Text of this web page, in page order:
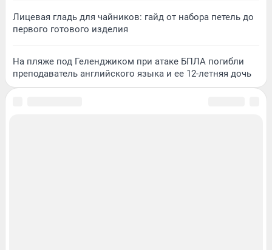
Лицевая гладь для чайников: гайд от набора петель до
первого готового изделия
На пляже под Геленджиком при атаке БПЛА погибли
преподаватель английского языка и ее 12-летняя дочь